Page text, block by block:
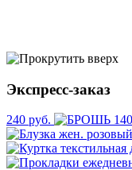
Экспресс-заказ
240 руб.